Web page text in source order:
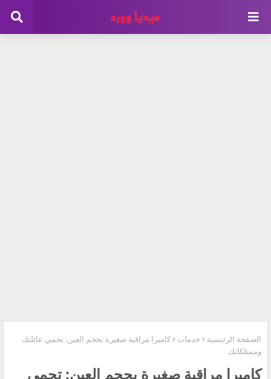
الصفحة الرئيسية خدمات
كاميرا مراقبة صغيرة بحجم العين: تحمي عائلتك
وممتلكاتك
كاميرا مراقبة صغيرة بحجم العين: تحمي